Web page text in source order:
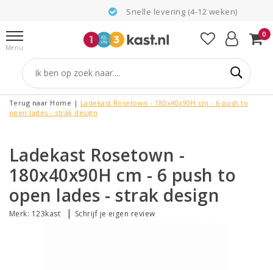
Snelle levering (4-12 weken)
Menu
0
Terug naar Home | Ladekast Rosetown - 180x40x90H cm - 6 push to
open lades - strak design
Ladekast Rosetown -
180x40x90H cm - 6 push to
open lades - strak design
Merk: 123kast | Schrijf je eigen review